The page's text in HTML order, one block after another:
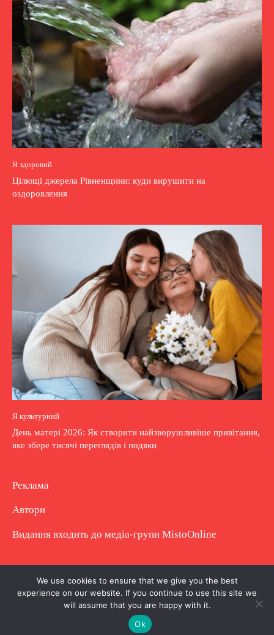
Я здоровий
Цілющі джерела Рівненщини: куди вирушити на
оздоровлення
Я культурний
День матері 2026: Як створити найзворушливіше привітання,
яке збере тисячі переглядів і подяки
Реклама
Автори
Видання входить до медіа-групи MistoOnline
Copyright © Повне використання матеріалу
заборонено. Частково можна з гіперпосиланням.
We use cookies to ensure that we give you the best
experience on our website. If you continue to use this site we
will assume that you are happy with it.
Ok